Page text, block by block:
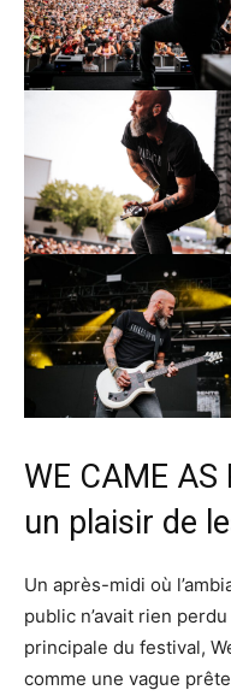
WE CAME
un plaisir de
Un après-midi où
public n’avait rien
principale du festival,
comme une vague